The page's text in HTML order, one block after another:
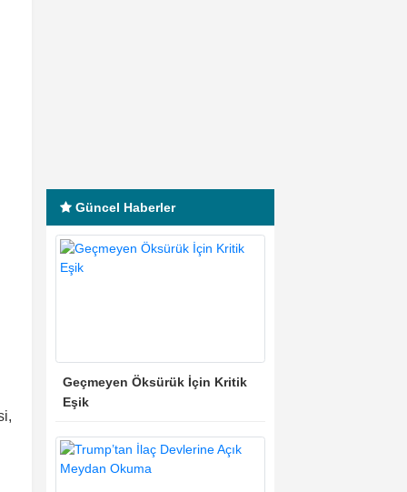
Güncel Haberler
Geçmeyen Öksürük İçin Kritik
Eşik